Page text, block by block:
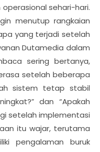
sehari-hari.
menutup rangkaian
yang terjadi setelah
Dutamedia dalam
sering bertanya,
setelah beberapa
sistem tetap stabil
dan “Apakah
setelah implementasi
itu wajar, terutama
pengalaman buruk